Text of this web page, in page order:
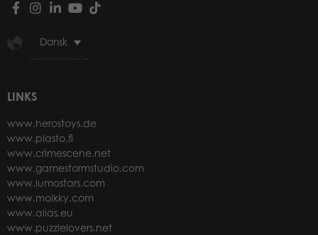
Dansk
LINKS
www.herostoys.de
www.plasto.fi
www.crimescene.net
www.gamestormstudio.com
www.lumostars.com
www.molkky.com
www.alias.eu
www.puzzlelovers.net